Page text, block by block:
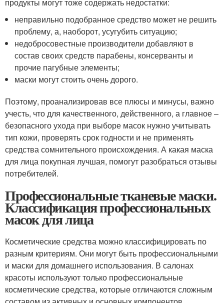
неправильно подобранное средство может не решить
проблему, а, наоборот, усугубить ситуацию;
недобросовестные производители добавляют в
состав своих средств парабены, консерванты и
прочие пагубные элементы;
маски могут стоить очень дорого.
Поэтому, проанализировав все плюсы и минусы, важно
учесть, что для качественного, действенного, а главное –
безопасного ухода при выборе масок нужно учитывать
тип кожи, проверять срок годности и не применять
средства сомнительного происхождения. А какая маска
для лица покупная лучшая, помогут разобраться отзывы
потребителей.
Профессиональные тканевые маски.
Классификация профессиональных
масок для лица
Косметические средства можно классифицировать по
разным критериям. Они могут быть профессиональными
и маски для домашнего использования. В салонах
красоты используют только профессиональные
косметические средства, которые отличаются сложным